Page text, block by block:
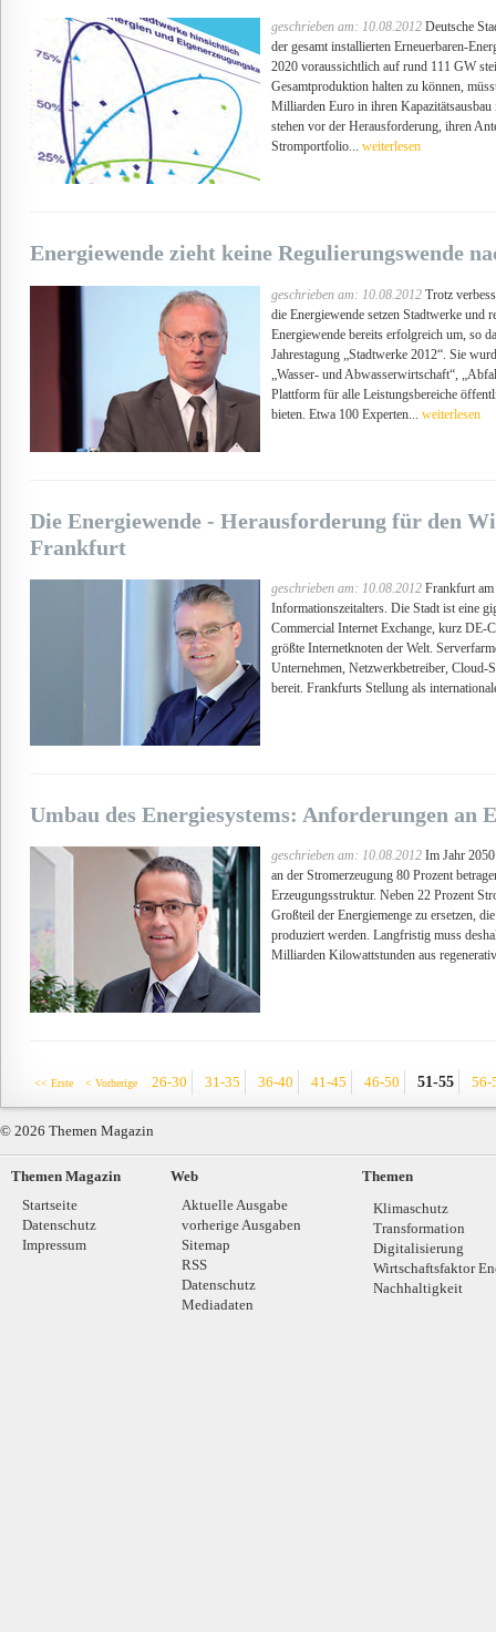
geschrieben am: 10.08.2012Deutsche
der gesamt installierten Erneuerbaren-
2020 voraussichtlich auf rund 111 GW
Gesamtproduktion halten zu können,
Milliarden Euro in ihren
stehen vor der Herausforderung, ihren
Stromportfolio... weiterlesen
Energiewende zieht keine Regulierungswende
geschrieben am: 10.08.2012Trotz
die Energiewende setzen Stadtwerke und
Energiewende bereits erfolgreich um, so
Jahrestagung „Stadtwerke 2012“. Sie
„Wasser- und Abwasserwirtschaft“,
Plattform für alle Leistungsbereiche
bieten. Etwa 100 Experten... weiterlesen
Die Energiewende - Herausforderung für den
Frankfurt
geschrieben am: 10.08.2012Frankfurt am
Informationszeitalters. Die Stadt ist eine
Commercial Internet Exchange, kurz DE-
größte Internetknoten der Welt.
Unternehmen, Netzwerkbetreiber, Cloud-
bereit. Frankfurts Stellung als
Umbau des Energiesystems: Anforderungen an
geschrieben am: 10.08.2012Im Jahr 2050
an der Stromerzeugung 80 Prozent
Erzeugungsstruktur. Neben 22 Prozent
Großteil der Energiemenge zu ersetzen,
produziert werden. Langfristig muss
Milliarden Kilowattstunden aus
<< Erste < Vorherige 26-30 31-35 36-40 41-45 46-50 51-55 56-
© 2026 Themen Magazin
Themen Magazin
Startseite
Datenschutz
Impressum
Web
Aktuelle Ausgabe
vorherige Ausgaben
Sitemap
RSS
Datenschutz
Mediadaten
Themen
Klimaschutz
Transformation
Digitalisierung
Wirtschaftsfaktor
Nachhaltigkeit